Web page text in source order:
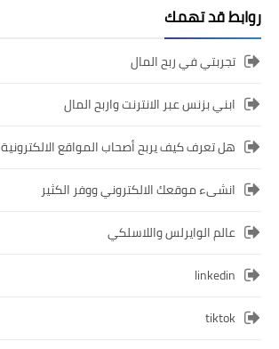
روابط قد تهمك
تجربتي في ربح المال
ابني بزنس عبر الانترنت واربح المال
هل تعرف كيف يربح أصحاب المواقع الالكترونية
انشىء موقعك الالكتروني ووفر الكثير
عالم الوايرلس واللاسلكي
linkedin
tiktok